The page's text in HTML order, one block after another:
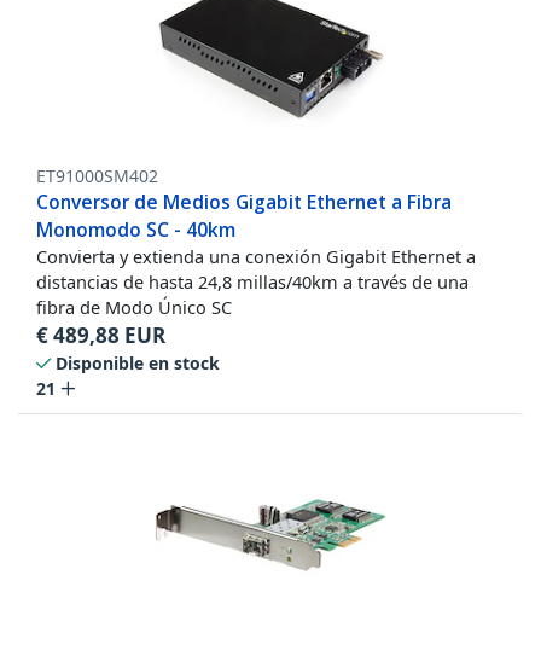
ET91000SM402
Conversor de Medios Gigabit Ethernet a Fibra
Monomodo SC - 40km
Convierta y extienda una conexión Gigabit Ethernet a
distancias de hasta 24,8 millas/40km a través de una
fibra de Modo Único SC
€489,88 EUR
Disponible en stock
21